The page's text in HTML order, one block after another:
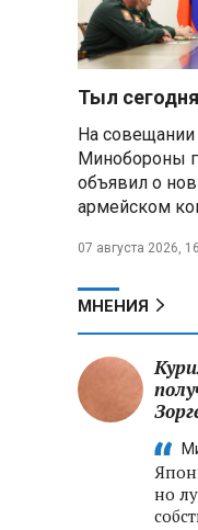
меры по
от
ВСУ в
ученым
Тыл
На
Минобороны
объявил о
армейском
07 августа 2026,
МНЕНИЯ
но